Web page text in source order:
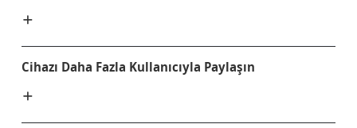
Cihazı Daha Fazla Kullanıcıyla Paylaşın